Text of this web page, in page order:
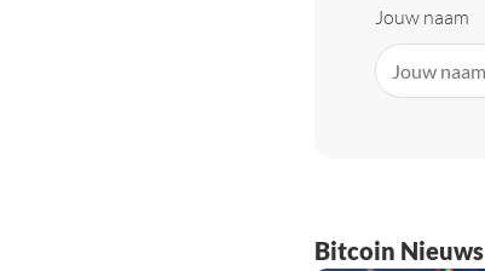
Jouw naam
Bitcoin Nieuws